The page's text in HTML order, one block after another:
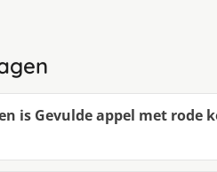
is Gevulde appel met rode